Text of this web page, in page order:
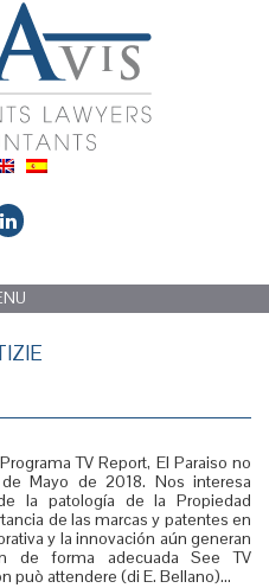
TV Report, El Paraiso no
Mayo de 2018. Nos interesa
la patología de la Propiedad
de las marcas y patentes en
y la innovación aún generan
de forma adecuada See TV
può attendere (di E. Bellano)...